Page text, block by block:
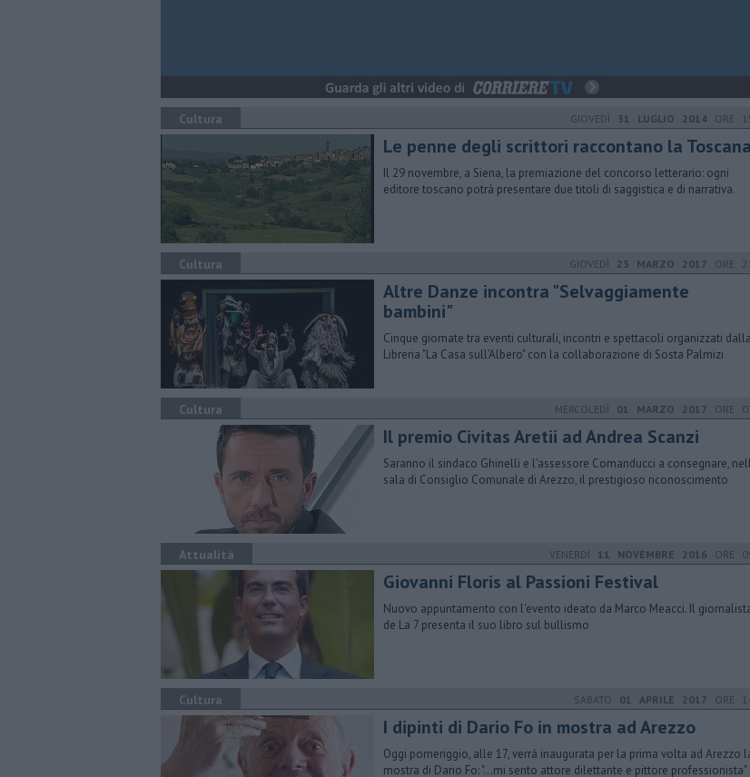
Cultura GIOVEDÌ 31 LUGLIO 2014 ORE
Le penne degli scrittori raccontano la Toscana
Il 29 novembre, a Siena, la premiazione del concorso letterario: ogni
editore toscano potrà presentare due titoli di saggistica e di narrativa.
Cultura GIOVEDÌ 23 MARZO 2017 ORE
Altre Danze incontra "Selvaggiamente
bambini"
Cinque giornate tra eventi culturali, incontri e spettacoli organizzati dalla
Libreria "La Casa sull’Albero" con la collaborazione di Sosta Palmizi
Cultura MERCOLEDÌ 01 MARZO 2017 ORE
Il premio Civitas Aretii ad Andrea Scanzi
Saranno il sindaco Ghinelli e l’assessore Comanducci a consegnare,
sala di Consiglio Comunale di Arezzo, il prestigioso riconoscimento
Attualità VENERDÌ 11 NOVEMBRE 2016 ORE
Giovanni Floris al Passioni Festival
Nuovo appuntamento con l'evento ideato da Marco Meacci. Il
de La 7 presenta il suo libro sul bullismo
Cultura SABATO 01 APRILE 2017 ORE
I dipinti di Dario Fo in mostra ad Arezzo
Oggi pomeriggio, alle 17, verrà inaugurata per la prima volta ad Arezzo
mostra di Dario Fo: "…mi sento attore dilettante e pittore professionista"